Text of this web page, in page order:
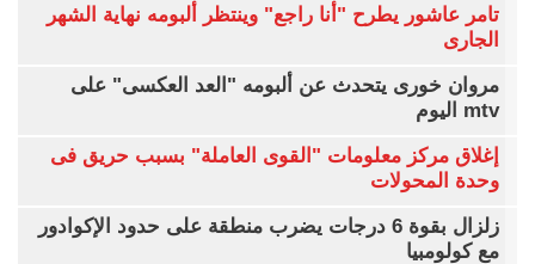
تامر عاشور يطرح "أنا راجع" وينتظر ألبومه نهاية الشهر
الجارى
مروان خورى يتحدث عن ألبومه "العد العكسى" على
mtv اليوم
إغلاق مركز معلومات "القوى العاملة" بسبب حريق فى
وحدة المحولات
زلزال بقوة 6 درجات يضرب منطقة على حدود الإكوادور
مع كولومبيا